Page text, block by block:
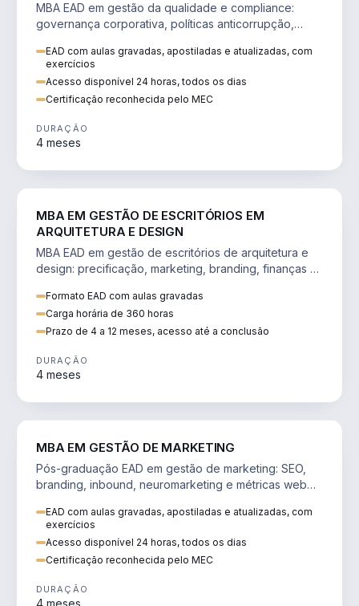
MBA EAD em gestão da qualidade e compliance:
governança corporativa, políticas anticorrupção,
EAD com aulas gravadas, apostiladas e atualizadas, com
exercícios
Acesso disponível 24 horas, todos os dias
Certificação reconhecida pelo MEC
DURAÇÃO
4 meses
MBA EM GESTÃO DE ESCRITÓRIOS EM
ARQUITETURA E DESIGN
MBA EAD em gestão de escritórios de arquitetura e
design: precificação, marketing, branding, finanças e
Formato EAD com aulas gravadas
Carga horária de 360 horas
Prazo de 4 a 12 meses, acesso até a conclusão
DURAÇÃO
4 meses
MBA EM GESTÃO DE MARKETING
Pós-graduação EAD em gestão de marketing: SEO,
branding, inbound, neuromarketing e métricas web
EAD com aulas gravadas, apostiladas e atualizadas, com
exercícios
Acesso disponível 24 horas, todos os dias
Certificação reconhecida pelo MEC
DURAÇÃO
4 meses